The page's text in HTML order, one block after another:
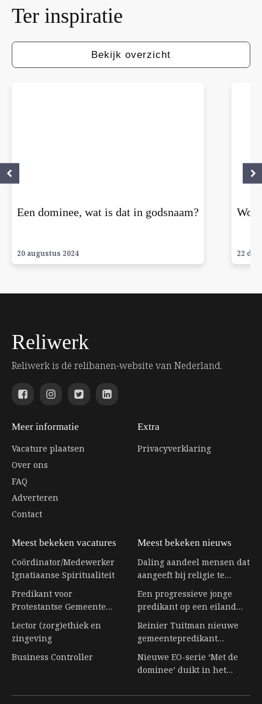
Ter inspiratie
Bekijk overzicht
Een dominee, wat is dat in godsnaam?
20 augustus 2024 22
Reliwerk
Reliwerk is dé relibanen-website van Nederland.
Meer informatie
Vacature plaatsen
Over ons
FAQ
Adverteren
Contact
Extra
Privacyverklaring
Meest bekeken vacatures
Coördinator/Medewerker
Ignatiaanse Spiritualiteit
Predikant voor
Protestantse Gemeente
Eerbeek
Lector (zorg)ethiek en
zingeving
Business Controller
Meest bekeken nieuws
Daling aandeel mensen dat
aangeeft bij religie te
horen stagneert
Een progressieve jonge
predikant op een eiland
vol senioren
Reinier Tuitman nieuwe
gemeentepredikant
kloostergemeente
Nijkleaster-Westerwert
Nieuwe EO-serie ‘Met de
dominee’ duikt in het